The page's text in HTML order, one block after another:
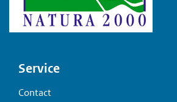
Voet
Service
Contact